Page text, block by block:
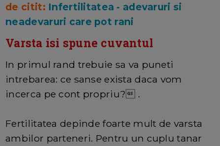
de citit: Infertilitatea - adevaruri si
neadevaruri care pot rani
Varsta isi spune cuvantul
In primul rand trebuie sa va puneti
intrebarea: ce sanse exista daca vom
incerca pe cont propriu? .
Fertilitatea depinde foarte mult de varsta
ambilor parteneri. Pentru un cuplu tanar